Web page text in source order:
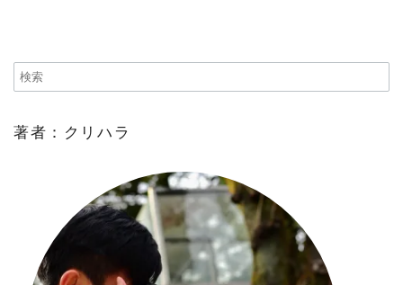
著者：クリハラ